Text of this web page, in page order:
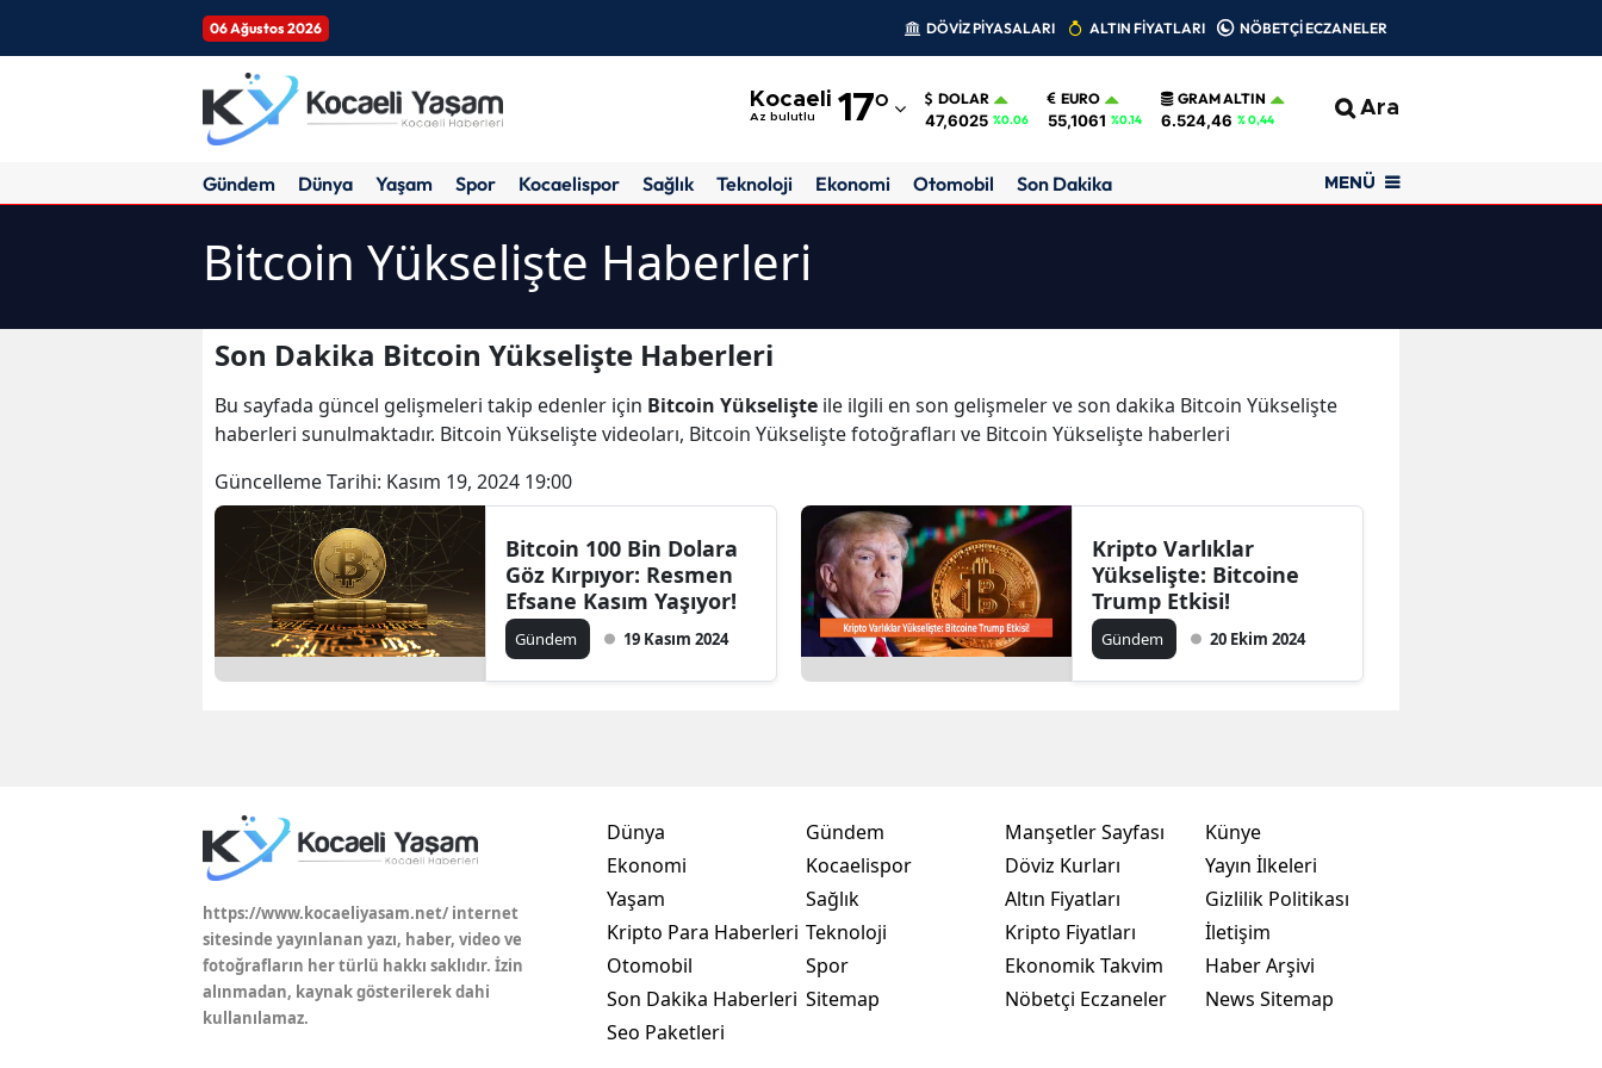
06 Ağustos 2026 DÖVİZ PİYASALARI ALTIN FİYATLARI NÖBETÇİ ECZANELER
Kocaeli
Az bulutlu 17°
Adıyaman
Amasya
Artvin
Balıkesir
Bilecik
Bingöl
Bitlis
Çanakkale
Çankırı
Denizli
DOLAR
47,6025 %0.06
EURO
55,1061 %0.14
GRAM ALTIN
6.524,46 % 0,44 Ara
Gündem Dünya Yaşam Spor Kocaelispor Sağlık Teknoloji Ekonomi Otomobil Son Dakika MENÜ
Bitcoin Yükselişte Haberleri
Son Dakika Bitcoin Yükselişte Haberleri
Bu sayfada güncel gelişmeleri takip edenler için Bitcoin Yükselişte ile ilgili en son gelişmeler ve son dakika Bitcoin Yükselişte
haberleri sunulmaktadır. Bitcoin Yükselişte videoları, Bitcoin Yükselişte fotoğrafları ve Bitcoin Yükselişte haberleri
Güncelleme Tarihi: Kasım 19, 2024 19:00
Bitcoin 100 Bin Dolara
Göz Kırpıyor: Resmen
Efsane Kasım Yaşıyor!
Gündem 19 Kasım 2024
Kripto Varlıklar
Yükselişte: Bitcoine
Trump Etkisi!
Gündem 20 Ekim 2024
https://www.kocaeliyasam.net/ internet
sitesinde yayınlanan yazı, haber, video ve
fotoğrafların her türlü hakkı saklıdır. İzin
alınmadan, kaynak gösterilerek dahi
kullanılamaz.
Dünya
Ekonomi
Yaşam
Kripto Para Haberleri
Otomobil
Son Dakika Haberleri
Seo Paketleri
Gündem
Kocaelispor
Sağlık
Teknoloji
Spor
Sitemap
Manşetler Sayfası
Döviz Kurları
Altın Fiyatları
Kripto Fiyatları
Ekonomik Takvim
Nöbetçi Eczaneler
Künye
Yayın İlkeleri
Gizlilik Politikası
İletişim
Haber Arşivi
News Sitemap